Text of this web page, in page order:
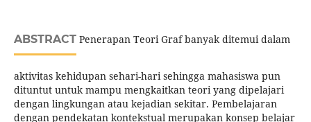
ABSTRACTPenerapan Teori Graf banyak ditemui dalam
aktivitas kehidupan sehari-hari sehingga mahasiswa pun
dituntut untuk mampu mengkaitkan teori yang dipelajari
dengan lingkungan atau kejadian sekitar. Pembelajaran
dengan pendekatan kontekstual merupakan konsep belajar